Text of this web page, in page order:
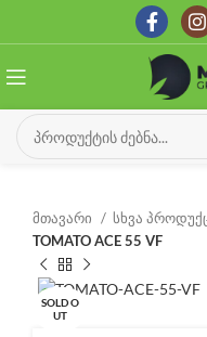
მთავარი სხვა
TOMATO ACE 55 VF
SOLD O
UT